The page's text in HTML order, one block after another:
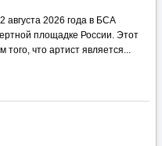
августа 2026 года в БСА
площадке России. Этот
что артист является...